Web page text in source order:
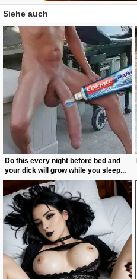
Siehe auch
Do this every night before bed and
your dick will grow while you sleep...